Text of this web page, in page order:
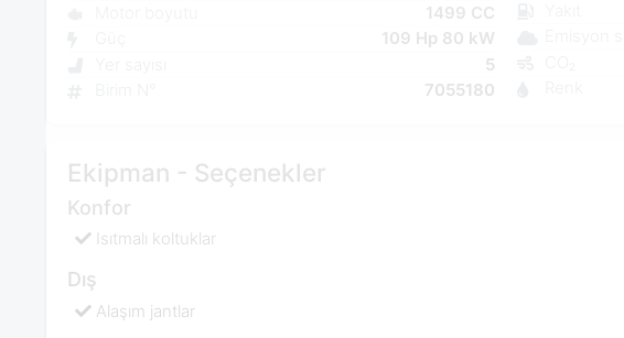
1499 CC
109 Hp 80 kW
5
7055180
Ekipman - Seçenekler
Konfor
Isıtmalı koltuklar
Dış
Alaşım jantlar